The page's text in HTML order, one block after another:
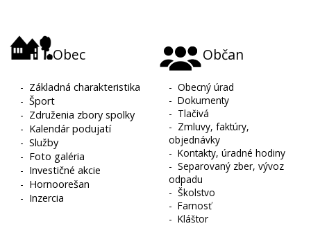
Obec
- Základná charakteristika
-Šport
- Združenia zbory spolky
- Kalendár podujatí
-Služby
- Foto galéria
- Investičné akcie
- Hornoorešan
- Inzercia
Občan
-Obecný úrad
-Dokumenty
- Tlačivá
- Zmluvy, faktúry,
objednávky
-Kontakty, úradné hodiny
-Separovaný zber, vývoz
odpadu
-Školstvo
-Farnosť
-Kláštor